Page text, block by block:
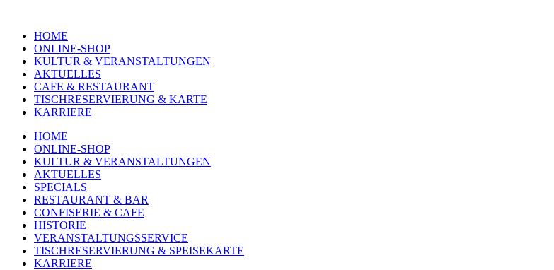
HOME
ONLINE-SHOP
KULTUR & VERANSTALTUNGEN
AKTUELLES
CAFE & RESTAURANT
TISCHRESERVIERUNG & KARTE
KARRIERE
HOME
ONLINE-SHOP
KULTUR & VERANSTALTUNGEN
AKTUELLES
SPECIALS
RESTAURANT & BAR
CONFISERIE & CAFE
HISTORIE
VERANSTALTUNGSSERVICE
TISCHRESERVIERUNG & SPEISEKARTE
KARRIERE